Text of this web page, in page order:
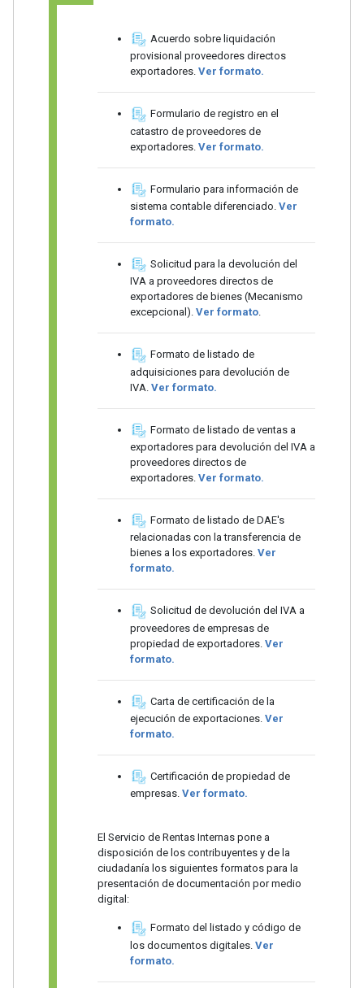
Acuerdo sobre liquidación
provisional proveedores directos
exportadores.Ver formato.
Formulario de registro en el
catastro de proveedores de
exportadores. Ver formato.
Formulario para información de
sistema contable diferenciado. Ver
formato.
Solicitud para la devolución del
IVA a proveedores directos de
exportadores de bienes (Mecanismo
excepcional). Ver formato.
Formato de listado de
adquisiciones para devolución de
IVA. Ver formato.
Formato de listado de ventas a
exportadores para devolución del IVA a
proveedores directos de
exportadores. Ver formato.
Formato de listado de DAE's
relacionadas con la transferencia de
bienes a los exportadores. Ver
formato.
Solicitud de devolución del IVA a
proveedores de empresas de
propiedad de exportadores. Ver
formato.
Carta de certificación de la
ejecución de exportaciones. Ver
formato.
Certificación de propiedad de
empresas. Ver formato.
El Servicio de Rentas Internas pone a
disposición de los contribuyentes y de la
ciudadanía los siguientes formatos para la
presentación de documentación por medio
digital:
Formato del listado y código de
los documentos digitales. Ver
formato.